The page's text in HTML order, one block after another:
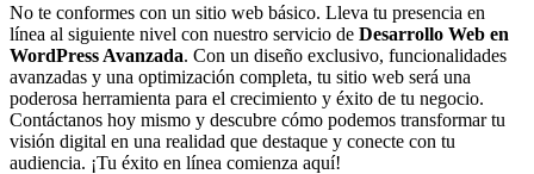
No te conformes con un sitio web básico. Lleva tu presencia en
línea al siguiente nivel con nuestro servicio de Desarrollo Web en
WordPress Avanzada. Con un diseño exclusivo, funcionalidades
avanzadas y una optimización completa, tu sitio web será una
poderosa herramienta para el crecimiento y éxito de tu negocio.
Contáctanos hoy mismo y descubre cómo podemos transformar tu
visión digital en una realidad que destaque y conecte con tu
audiencia. ¡Tu éxito en línea comienza aquí!